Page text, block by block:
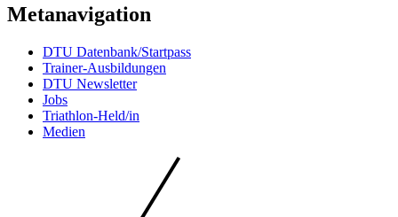
Metanavigation
DTU Datenbank/Startpass
Trainer-Ausbildungen
DTU Newsletter
Jobs
Triathlon-Held/in
Medien